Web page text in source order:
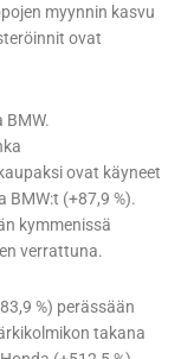
myynnin kasvu
ovat
BMW.
ovat käyneet
BMW:t (+87,9 %).
kymmenissä
verrattuna.
%) perässään
takana